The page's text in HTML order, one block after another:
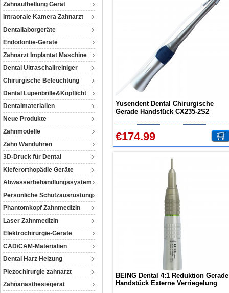
Zahnaufhellung Gerät
Intraorale Kamera Zahnarzt
Dentallaborgeräte
Endodontie-Geräte
Zahnarzt Implantat Maschine
Dental Ultraschallreiniger
Chirurgische Beleuchtung
Dental Lupenbrille&Kopflicht
Dentalmaterialien
Neue Produkte
Zahnmodelle
Zahn Wanduhren
3D-Druck für Dental
Kieferorthopädie Geräte
Abwasserbehandlungssystem
Persönliche Schutzausrüstung
Phantomkopf Zahnmedizin
Laser Zahnmedizin
Elektrochirurgie-Geräte
CAD/CAM-Materialien
Dental Harz Heizung
Piezochirurgie zahnarzt
Zahnanästhesiegerät
Yusendent Dental Chirurgische
Gerade Handstück CX235-2S2
€174.99
BEING Dental 4:1 Reduktion Gerade
Handstück Externe Verriegelung